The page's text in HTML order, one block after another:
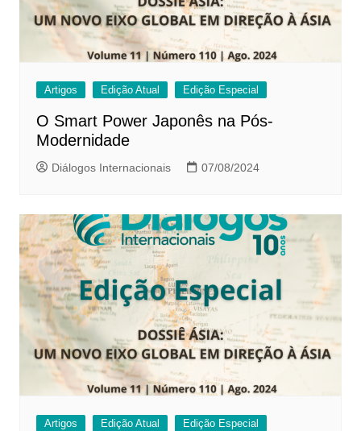
Artigos Edição Atual Edição Especial
O Smart Power Japonês na Pós-
Modernidade
Diálogos Internacionais 07/08/2024
Artigos Edição Atual Edição Especial